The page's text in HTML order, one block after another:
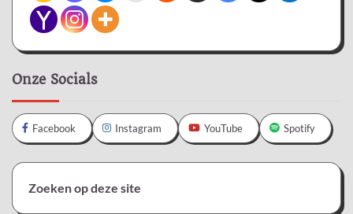
Onze Socials
Facebook Instagram YouTube Spotify
Zoeken op deze site